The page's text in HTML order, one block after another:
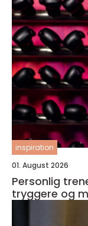
inspiration
01. August 2026
Personlig
tryggere og